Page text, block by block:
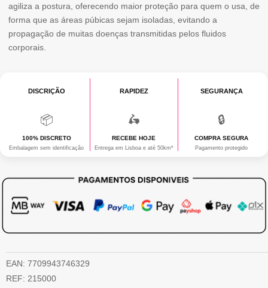
FREE
LATEX
agiliza a postura, oferecendo maior proteção para quem o usa, de
forma que as áreas púbicas sejam isoladas, evitando a
propagação de muitas doenças transmitidas pelos fluidos
corporais.
DISCRIÇÃO
📦
100% DISCRETO
Embalagem sem identificação
RAPIDEZ
🛵
RECEBE HOJE
Entrega em Lisboa e até 50km*
SEGURANÇA
🔒
COMPRA SEGURA
Pagamento protegido
EAN: 7709943746329
REF: 215000